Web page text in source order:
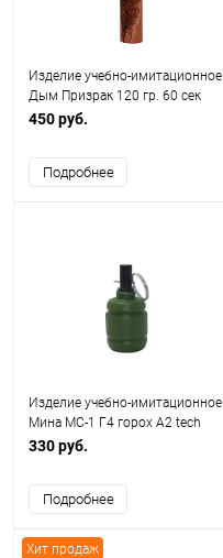
Изделие учебно-имитационное
Дым Призрак 120 гр. 60 сек
цвет оранжевый A2 tech
450 руб.
Подробнее
Изделие учебно-имитационное
Мина МС-1 Г4 горох A2 tech
330 руб.
Подробнее
Хит продаж